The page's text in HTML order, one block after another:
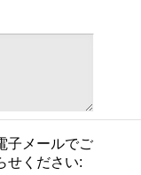
子メールでご
せください: